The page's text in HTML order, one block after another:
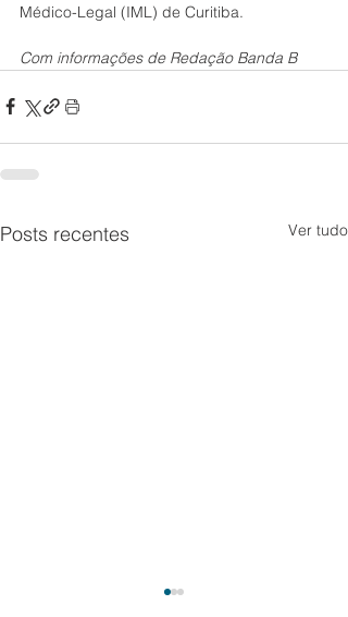
Médico-Legal (IML) de Curitiba.
Com informações de Redação Banda B
Posts recentes Ver tudo